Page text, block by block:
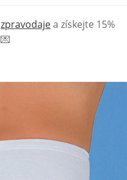
zpravodajea získejte 15%
💌